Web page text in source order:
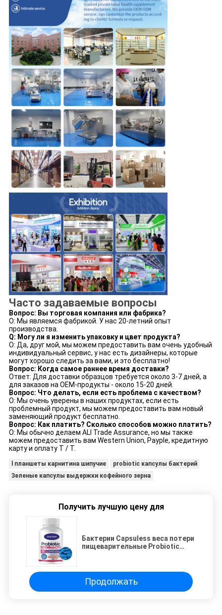
Часто задаваемые вопросы
Вопрос: Вы торговая компания или фабрика?
О: Мы являемся фабрикой. У нас 20-летний опыт
производства.
Q: Могу ли я изменить упаковку и цвет продукта?
О: Да, друг мой, мы можем предоставить вам очень удобный
индивидуальный сервис, у нас есть дизайнеры, которые
могут хорошо следить за вами, и это бесплатно!
Вопрос: Когда самое раннее время доставки?
Ответ: Для доставки образцов требуется около 3-7 дней, а
для заказов на OEM-продукты - около 15-20 дней.
Вопрос: Что делать, если есть проблема с качеством?
О: Мы очень уверены в наших продуктах, если есть
проблемный продукт, мы можем предоставить вам новый
заменяющий продукт бесплатно.
Вопрос: Как платить? Сколько способов можно платить?
О: Мы обычно делаем ALI Trade Assurance, но мы также
можем предоставить вам Western Union, Payple, кредитную
карту и оплату T / T.
l планшеты карнитина шипучие
probiotic капсулы бактерий
Зеленые капсулы выдержки кофейного зерна
Получить лучшую цену для
Бактерии Capsuless веса потери
пищеварительные Probiotic
Продолжать